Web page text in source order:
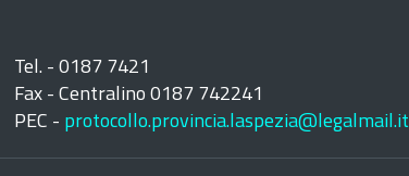
Tel. - 0187 7421
Fax - Centralino 0187 742241
PEC - protocollo.provincia.laspezia@legalmail.it